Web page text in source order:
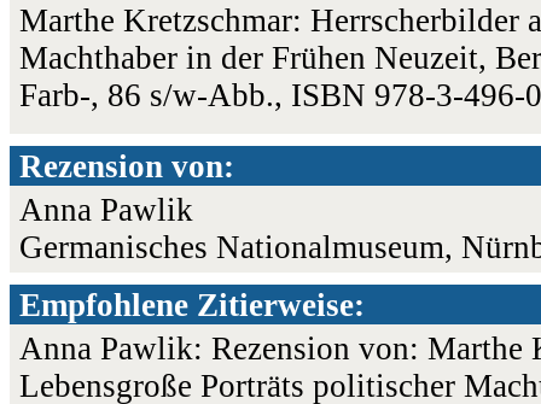
Marthe Kretzschmar: Herrscherbilder
Machthaber in der Frühen Neuzeit,
Farb-, 86 s/w-Abb., ISBN 978-3-496-
Rezension von:
Anna Pawlik
Germanisches Nationalmuseum,
Empfohlene Zitierweise:
Anna Pawlik: Rezension von: Marthe
Lebensgroße Porträts politischer